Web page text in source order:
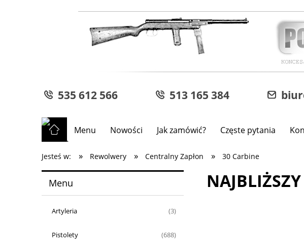
535 612 566 513 165 384
Menu Nowości Jak zamówić? Częste pytania
Jesteś w: » Rewolwery » Centralny Zapłon » 30 Carbine
Menu
Artyleria (3)
Pistolety (688)